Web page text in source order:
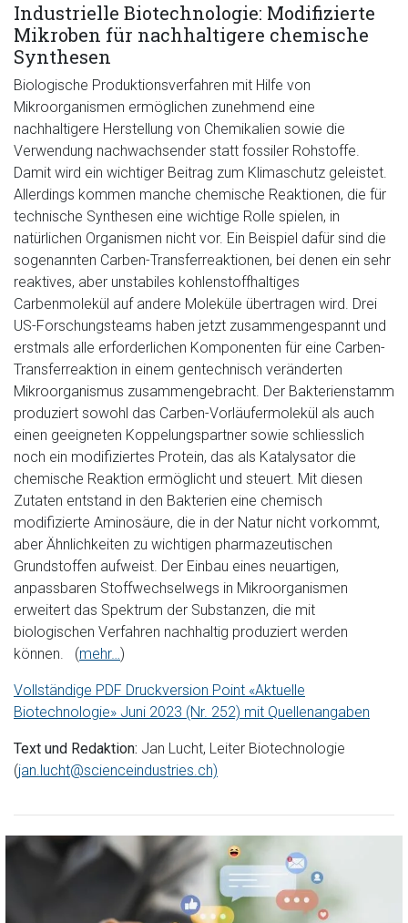
Industrielle Biotechnologie: Modifizierte
Mikroben für nachhaltigere chemische
Synthesen
Biologische Produktionsverfahren mit Hilfe von
Mikroorganismen ermöglichen zunehmend eine
nachhaltigere Herstellung von Chemikalien sowie die
Verwendung nachwachsender statt fossiler Rohstoffe.
Damit wird ein wichtiger Beitrag zum Klimaschutz geleistet.
Allerdings kommen manche chemische Reaktionen, die für
technische Synthesen eine wichtige Rolle spielen, in
natürlichen Organismen nicht vor. Ein Beispiel dafür sind die
sogenannten Carben-Transferreaktionen, bei denen ein sehr
reaktives, aber unstabiles kohlenstoffhaltiges
Carbenmolekül auf andere Moleküle übertragen wird. Drei
US-Forschungsteams haben jetzt zusammengespannt und
erstmals alle erforderlichen Komponenten für eine Carben-
Transferreaktion in einem gentechnisch veränderten
Mikroorganismus zusammengebracht. Der Bakterienstamm
produziert sowohl das Carben-Vorläufermolekül als auch
einen geeigneten Koppelungspartner sowie schliesslich
noch ein modifiziertes Protein, das als Katalysator die
chemische Reaktion ermöglicht und steuert. Mit diesen
Zutaten entstand in den Bakterien eine chemisch
modifizierte Aminosäure, die in der Natur nicht vorkommt,
aber Ähnlichkeiten zu wichtigen pharmazeutischen
Grundstoffen aufweist. Der Einbau eines neuartigen,
anpassbaren Stoffwechselwegs in Mikroorganismen
erweitert das Spektrum der Substanzen, die mit
biologischen Verfahren nachhaltig produziert werden
können. (mehr…)
Vollständige PDF Druckversion Point «Aktuelle
Biotechnologie» Juni 2023 (Nr. 252) mit Quellenangaben
Text und Redaktion: Jan Lucht, Leiter Biotechnologie
(jan.lucht@scienceindustries.ch)